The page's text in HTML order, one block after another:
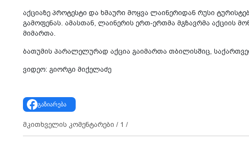
აქციაზე პროტესტი და ხმაური მოყვა ლაინერიდან რუსი
გამოფენას. ამასთან, ლაინერის ერთ-ერთმა მგზავრმა აქციის
მიმართა.
ბათუმის პარალელურად აქცია გაიმართა თბილისშიც,
ვიდეო: გიორგი მიქელაძე
გაზიარება
მკითხველის კომენტარები / 1 /